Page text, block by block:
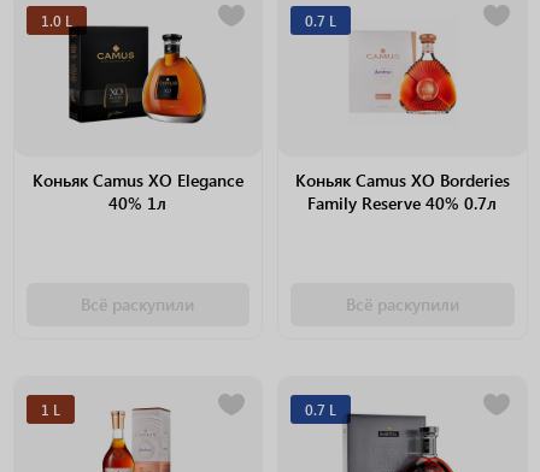
1.0 L
Коньяк Camus XO Elegance
40% 1л
Всё раскупили
0.7 L
Коньяк Camus XO Borderies
Family Reserve 40% 0.7л
Всё раскупили
1 L 0.7 L